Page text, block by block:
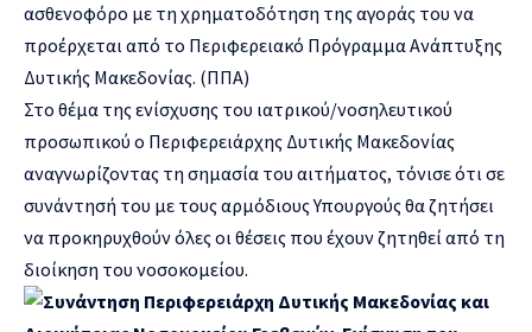
ασθενοφόρο με τη χρηματοδότηση της αγοράς του να
προέρχεται από το Περιφερειακό Πρόγραμμα Ανάπτυξης
Δυτικής Μακεδονίας. (ΠΠΑ)
Στο θέμα της ενίσχυσης του ιατρικού/νοσηλευτικού
προσωπικού ο Περιφερειάρχης Δυτικής Μακεδονίας
αναγνωρίζοντας τη σημασία του αιτήματος, τόνισε ότι σε
συνάντησή του με τους αρμόδιους Υπουργούς θα ζητήσει
να προκηρυχθούν όλες οι θέσεις που έχουν ζητηθεί από τη
διοίκηση του νοσοκομείου.